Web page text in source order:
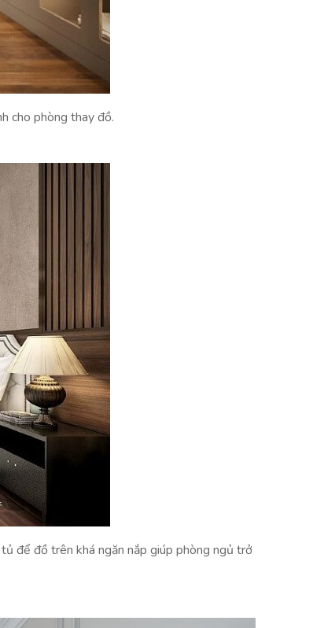
cho phòng thay đồ.
để đồ trên khá ngăn nắp giúp phòng ngủ trở